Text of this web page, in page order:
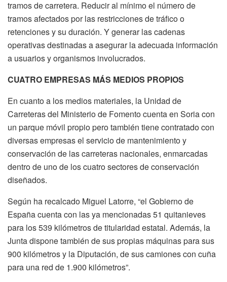
tramos de carretera. Reducir al mínimo el número de
tramos afectados por las restricciones de tráfico o
retenciones y su duración. Y generar las cadenas
operativas destinadas a asegurar la adecuada información
a usuarios y organismos involucrados.
CUATRO EMPRESAS MÁS MEDIOS PROPIOS
En cuanto a los medios materiales, la Unidad de
Carreteras del Ministerio de Fomento cuenta en Soria con
un parque móvil propio pero también tiene contratado con
diversas empresas el servicio de mantenimiento y
conservación de las carreteras nacionales, enmarcadas
dentro de uno de los cuatro sectores de conservación
diseñados.
Según ha recalcado Miguel Latorre, “el Gobierno de
España cuenta con las ya mencionadas 51 quitanieves
para los 539 kilómetros de titularidad estatal. Además, la
Junta dispone también de sus propias máquinas para sus
900 kilómetros y la Diputación, de sus camiones con cuña
para una red de 1.900 kilómetros”.